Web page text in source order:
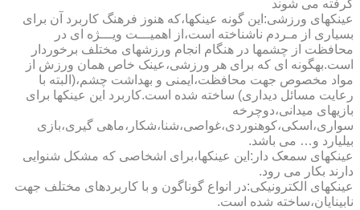
گرفته می شوند
عینکهای ورزشی:این گونه عینکها،که هنوز فرهنگ کاربرد آن برای
بسیاری از مـردم ناشناخته است،از اهمیـــت ویـــژه ای در
محافظت از چشمها در هنگام انجام ورزشهای مختلف برخوردار
است.به­گونه ای که برای هر ورزشی،عینک خاص همان ورزش از
مواد مخصوص جهت محافظت،ایمنی و بهداشت چشم،(البته با
رعایت مسائل دیداری) ساخته شده است.کاربرد این عینکها برای
بازیهای میدانی،دوچرخه
سواری،اسکی،کوهنوردی،غواصی،شنا،شکار،ماهی گیری،بازی
بیلیارد و… می باشد.
عینکهای سمعک دار:این عینکها،برای اشخاصی که مشکل شنوایی
دارند بکار می رود.
عینکهای الکترونیکی:در انواع گوناگون و با کاربردهای مختلف جهت
نابینایان،ساخته شده است.